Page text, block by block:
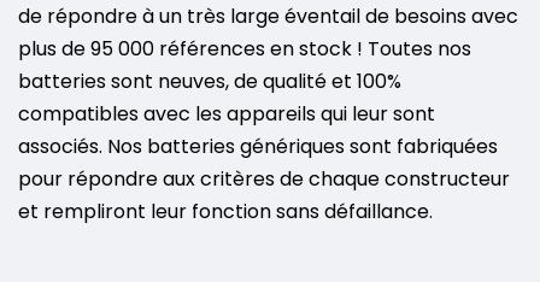
de répondre à un très large éventail de besoins avec
plus de 95 000 références en stock ! Toutes nos
batteries sont neuves, de qualité et 100%
compatibles avec les appareils qui leur sont
associés. Nos batteries génériques sont fabriquées
pour répondre aux critères de chaque constructeur
et rempliront leur fonction sans défaillance.